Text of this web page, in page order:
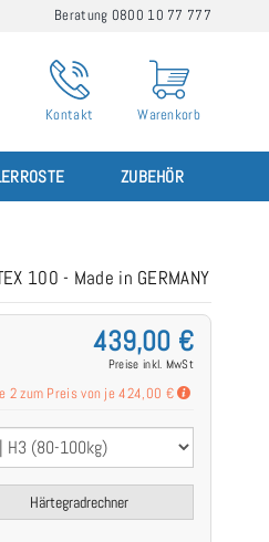
Beratung 0800 10 77 777
Kontakt Warenkorb
ZUBEHÖR
100 - Made in GERMANY
439,00 €
Preise inkl. MwSt
2 zum Preis von je424,00 €
Härtegradrechner